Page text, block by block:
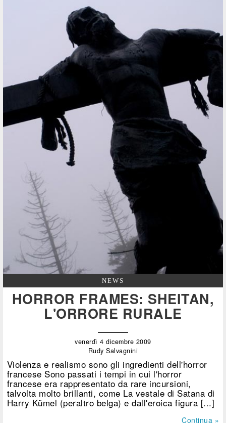
NEWS
HORROR FRAMES: SHEITAN,
L'ORRORE RURALE
venerdì 4 dicembre 2009
Rudy Salvagnini
Violenza e realismo sono gli ingredienti dell'horror
francese Sono passati i tempi in cui l'horror
francese era rappresentato da rare incursioni,
talvolta molto brillanti, come La vestale di Satana di
Harry Kümel (peraltro belga) e dall'eroica figura [...]
Continua »